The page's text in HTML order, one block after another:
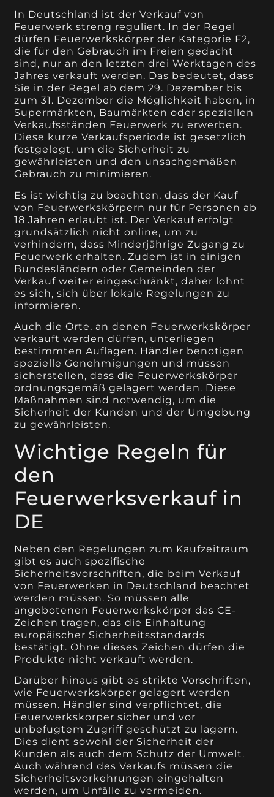
In Deutschland ist der Verkauf von
Feuerwerk streng reguliert. In der Regel
dürfen Feuerwerkskörper der Kategorie F2,
die für den Gebrauch im Freien gedacht
sind, nur an den letzten drei Werktagen des
Jahres verkauft werden. Das bedeutet, dass
Sie in der Regel ab dem 29. Dezember bis
zum 31. Dezember die Möglichkeit haben, in
Supermärkten, Baumärkten oder speziellen
Verkaufsständen Feuerwerk zu erwerben.
Diese kurze Verkaufsperiode ist gesetzlich
festgelegt, um die Sicherheit zu
gewährleisten und den unsachgemäßen
Gebrauch zu minimieren.
Es ist wichtig zu beachten, dass der Kauf
von Feuerwerkskörpern nur für Personen ab
18 Jahren erlaubt ist. Der Verkauf erfolgt
grundsätzlich nicht online, um zu
verhindern, dass Minderjährige Zugang zu
Feuerwerk erhalten. Zudem ist in einigen
Bundesländern oder Gemeinden der
Verkauf weiter eingeschränkt, daher lohnt
es sich, sich über lokale Regelungen zu
informieren.
Auch die Orte, an denen Feuerwerkskörper
verkauft werden dürfen, unterliegen
bestimmten Auflagen. Händler benötigen
spezielle Genehmigungen und müssen
sicherstellen, dass die Feuerwerkskörper
ordnungsgemäß gelagert werden. Diese
Maßnahmen sind notwendig, um die
Sicherheit der Kunden und der Umgebung
zu gewährleisten.
Wichtige Regeln für
den
Feuerwerksverkauf in
DE
Neben den Regelungen zum Kaufzeitraum
gibt es auch spezifische
Sicherheitsvorschriften, die beim Verkauf
von Feuerwerken in Deutschland beachtet
werden müssen. So müssen alle
angebotenen Feuerwerkskörper das CE-
Zeichen tragen, das die Einhaltung
europäischer Sicherheitsstandards
bestätigt. Ohne dieses Zeichen dürfen die
Produkte nicht verkauft werden.
Darüber hinaus gibt es strikte Vorschriften,
wie Feuerwerkskörper gelagert werden
müssen. Händler sind verpflichtet, die
Feuerwerkskörper sicher und vor
unbefugtem Zugriff geschützt zu lagern.
Dies dient sowohl der Sicherheit der
Kunden als auch dem Schutz der Umwelt.
Auch während des Verkaufs müssen die
Sicherheitsvorkehrungen eingehalten
werden, um Unfälle zu vermeiden.